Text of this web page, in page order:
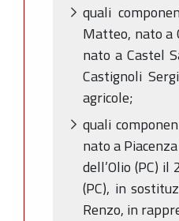
quali
Matteo, nato a
nato a Castel
Castignoli
agricole;
quali
nato a
dell’Olio (PC)
(PC), in
Renzo, in